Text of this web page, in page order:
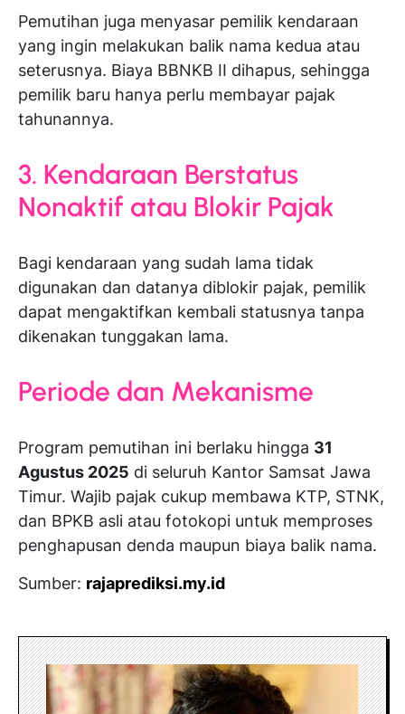
Pemutihan juga menyasar pemilik kendaraan
yang ingin melakukan balik nama kedua atau
seterusnya. Biaya BBNKB II dihapus, sehingga
pemilik baru hanya perlu membayar pajak
tahunannya.
3. Kendaraan Berstatus
Nonaktif atau Blokir Pajak
Bagi kendaraan yang sudah lama tidak
digunakan dan datanya diblokir pajak, pemilik
dapat mengaktifkan kembali statusnya tanpa
dikenakan tunggakan lama.
Periode dan Mekanisme
Program pemutihan ini berlaku hingga 31
Agustus 2025 di seluruh Kantor Samsat Jawa
Timur. Wajib pajak cukup membawa KTP, STNK,
dan BPKB asli atau fotokopi untuk memproses
penghapusan denda maupun biaya balik nama.
Sumber: rajaprediksi.my.id